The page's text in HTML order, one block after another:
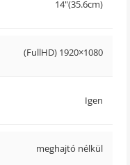
14"(35.6cm)
(FullHD) 1920×1080
Igen
meghajtó nélkül